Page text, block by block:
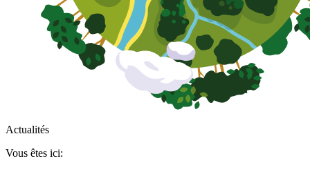
Actualités
Vous êtes ici: